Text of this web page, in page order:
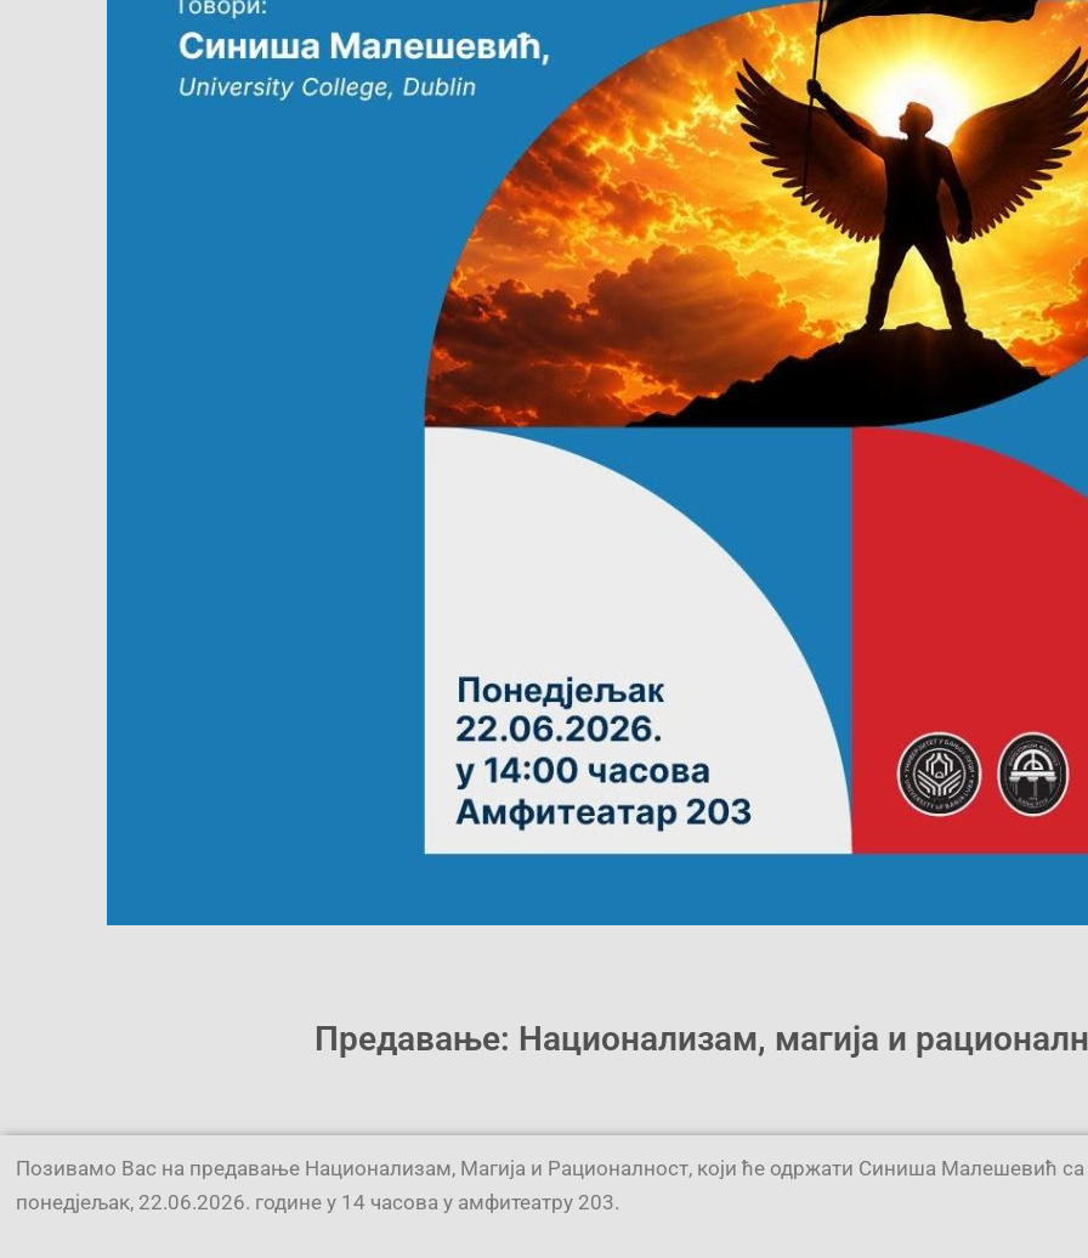
Предавање: Национализам, магија и
Позивамо Вас на предавање Национализам, Магија и Рационалност, који ће одржати Синиша Малешевић са
понедјељак, 22.06.2026. године у 14 часова у амфитеатру 203.